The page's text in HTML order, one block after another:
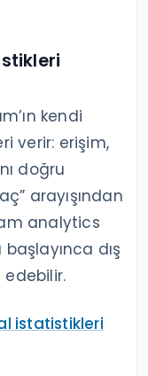
kendi
verir: erişim,
doğru
arayışından
analytics
dış
istatistikleri